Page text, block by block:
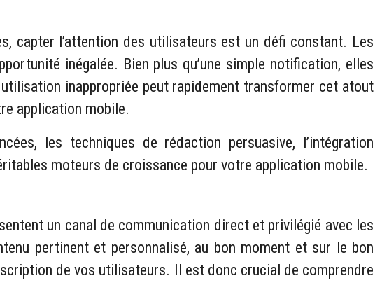
capter l’attention des utilisateurs est un défi constant. Les
inégalée. Bien plus qu’une simple notification, elles
inappropriée peut rapidement transformer cet atout
application mobile.
les techniques de rédaction persuasive, l’intégration
moteurs de croissance pour votre application mobile.
un canal de communication direct et privilégié avec les
pertinent et personnalisé, au bon moment et sur le bon
de vos utilisateurs. Il est donc crucial de comprendre